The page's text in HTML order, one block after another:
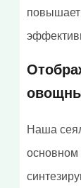
Наша
основном